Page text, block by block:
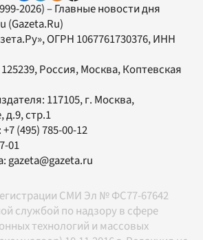
2026) – Главные новости дня
(Gazeta.Ru)
, ОГРН 1067761730376, ИНН
Россия, Москва, Коптевская
117105, г. Москва,
стр.1
+7 (495) 785-00-12
01
gazeta@gazeta.ru
СМИ Эл № ФС77-67642
службой по надзору в сфере
технологий и массовых